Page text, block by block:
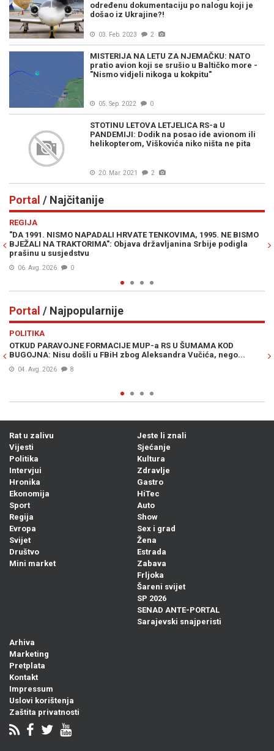
određenu dokumentaciju po nalogu koji je
došao iz Ukrajine?!
03. Feb. 2023 2
MISTERIJA NA LETU ZA NJEMAČKU: NATO
pratio avion koji se srušio u Baltičko more -
"Nismo vidjeli nikoga u kokpitu"
05. Sep. 2022 0
STOTINU LETOVA LETJELICA RS-a U
PANDEMIJI: Dodik na posao ide avionom ili
helikopterom, Viškovića niko ništa ne pita
20. Mar. 2021 2
Portal / Najčitanije
REGIJA
"DA 1991. NISMO NAPADALI HRVATE TENKOVIMA, 1995. NE BISMO
BJEŽALI NA TRAKTORIMA": Objava državljanina Srbije podigla
prašinu u susjedstvu
06. Avg. 2026 0
Portal / Najpopularnije
POLITIKA
OTKUD PARAVOJNE FORMACIJE MUP-a RS U ŠUMAMA KOD
BUGOJNA: Nisu došli u FBiH zbog Aleksandra Vučića, nego...
04. Avg. 2026 8
Rat u zalivu
Vijesti
Politika
Intervjui
Hronika
Ekonomija
Sport
Regija
Evropa
Svijet
Društvo
Mini market
Jeste li znali
Sjećanje
Kultura
Zdravlje
Gastro
HiTec
Auto
Show
Sex i grad
Žena
Estrada
Zabava
Frljoka
Šareni svijet
SP 2026
SENAD ANTE-PORTAL
Sarajevski snajperisti
Arhiva
Marketing
Pretplata
Kontakt
Impressum
Uslovi korištenja
Zaštita privatnosti